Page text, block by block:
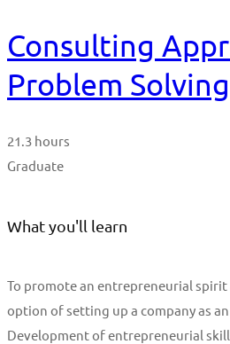
Consulting
Problem Solving
21.3 hours
Graduate
What you'll learn
To promote an entrepreneurial
option of setting up a company as
Development of entrepreneurial